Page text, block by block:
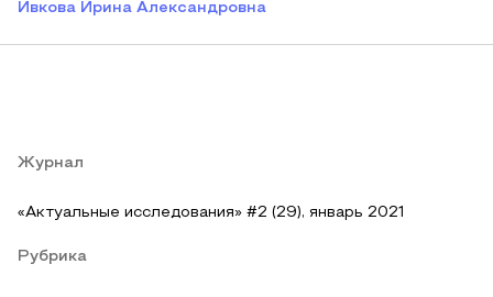
Ивкова Ирина Александровна
Журнал
«Актуальные исследования» #2 (29), январь 2021
Рубрика